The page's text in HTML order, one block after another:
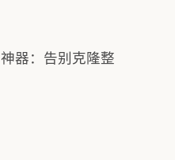
器：告别克隆整